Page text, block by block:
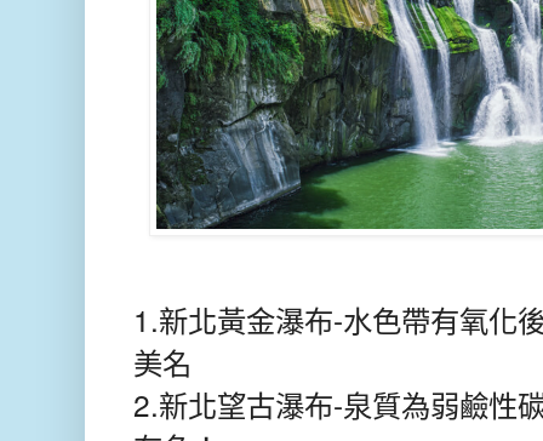
1.新北黃金瀑布-水色帶有氧化
美名
2.新北望古瀑布-泉質為弱鹼性